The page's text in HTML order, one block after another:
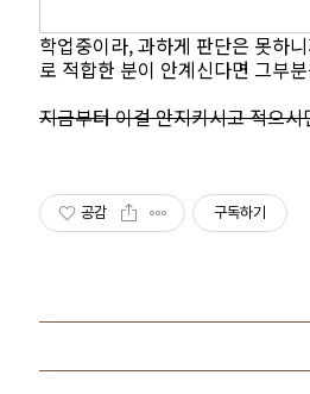
학업중이라, 과하게 판단은 못하
로 적합한 분이 안계신다면 그부
지금부터 이걸 안지키시고 적으
공감 구독하기